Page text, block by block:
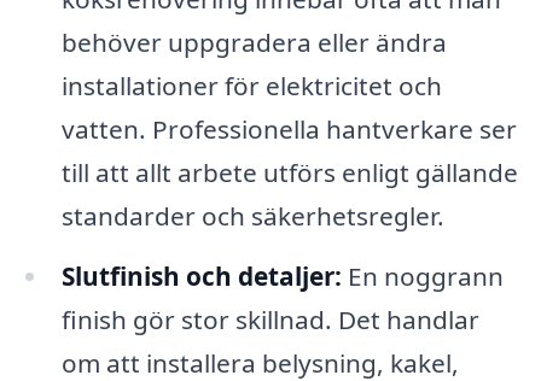
behöver uppgradera eller ändra
installationer för elektricitet och
vatten. Professionella hantverkare ser
till att allt arbete utförs enligt gällande
standarder och säkerhetsregler.
Slutfinish och detaljer: En noggrann
finish gör stor skillnad. Det handlar
om att installera belysning, kakel,